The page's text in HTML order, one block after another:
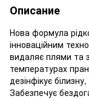
Описание
Нова формула
інноваційним
видаляє плями та
температурах
дезінфікує
Забезпечує